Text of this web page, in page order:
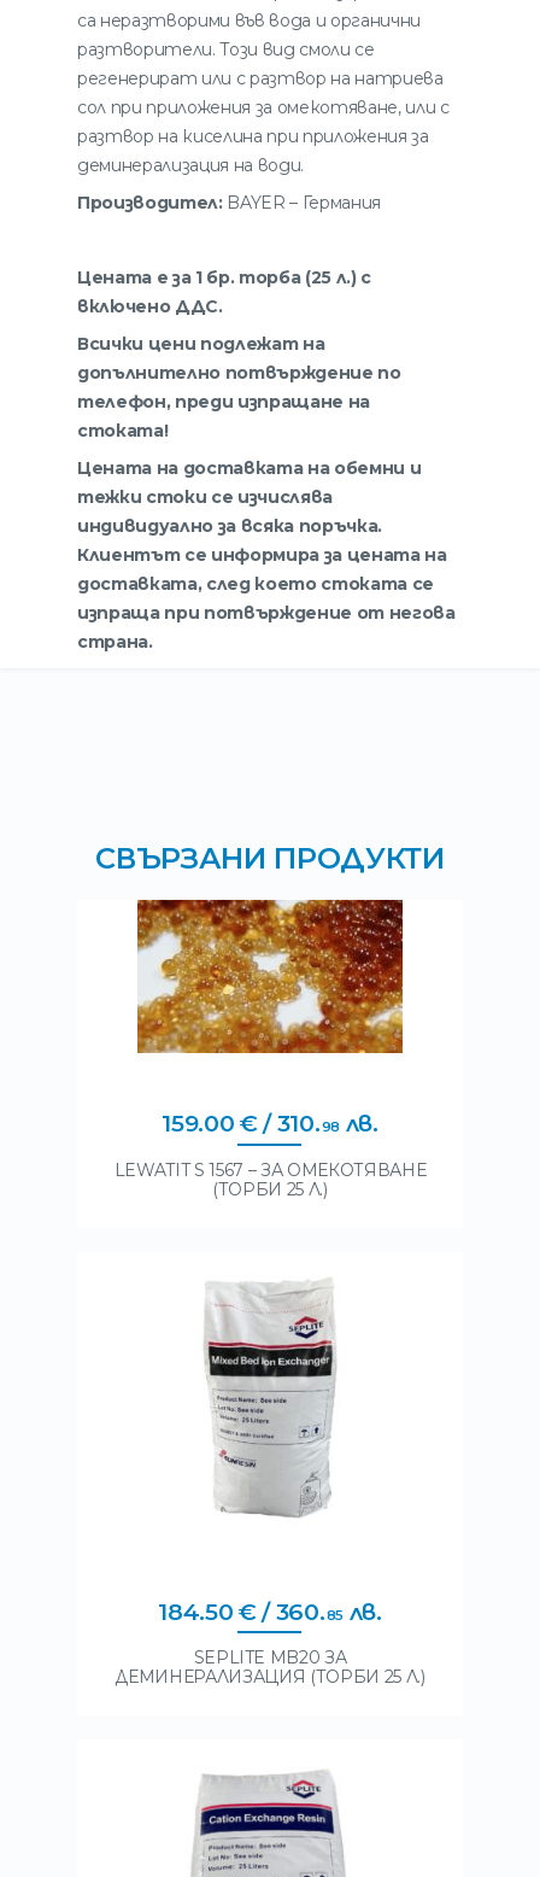
са неразтворими във вода и органични
разтворители. Този вид смоли се
регенерират или с разтвор на натриева
сол при приложения за омекотяване, или с
разтвор на киселина при приложения за
деминерализация на води.
Производител:BAYER – Германия
Цената е за 1 бр. торба (25 л.) с
включено ДДС.
Всички цени подлежат на
допълнително потвърждение по
телефон, преди изпращане на
стоката!
Цената на доставката на обемни и
тежки стоки се изчислява
индивидуално за всяка поръчка.
Клиентът се информира за цената на
доставката, след което стоката се
изпраща при потвърждение от негова
страна.
СВЪРЗАНИ ПРОДУКТИ
159.00 €/ 310.98 лв.
LEWATIT S 1567 – ЗА ОМЕКОТЯВАНЕ
(ТОРБИ 25 Л.)
184.50 €/ 360.85лв.
SEPLITE MB20 ЗА
ДЕМИНЕРАЛИЗАЦИЯ (ТОРБИ 25 Л.)